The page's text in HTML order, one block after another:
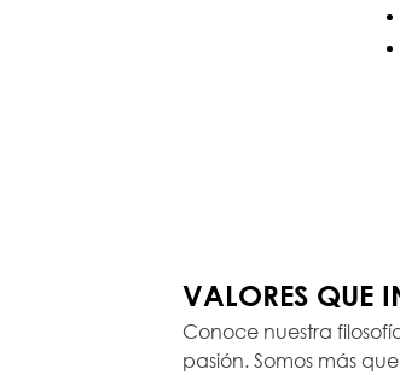
VALORES QUE
Conoce nuestra
pasión. Somos más